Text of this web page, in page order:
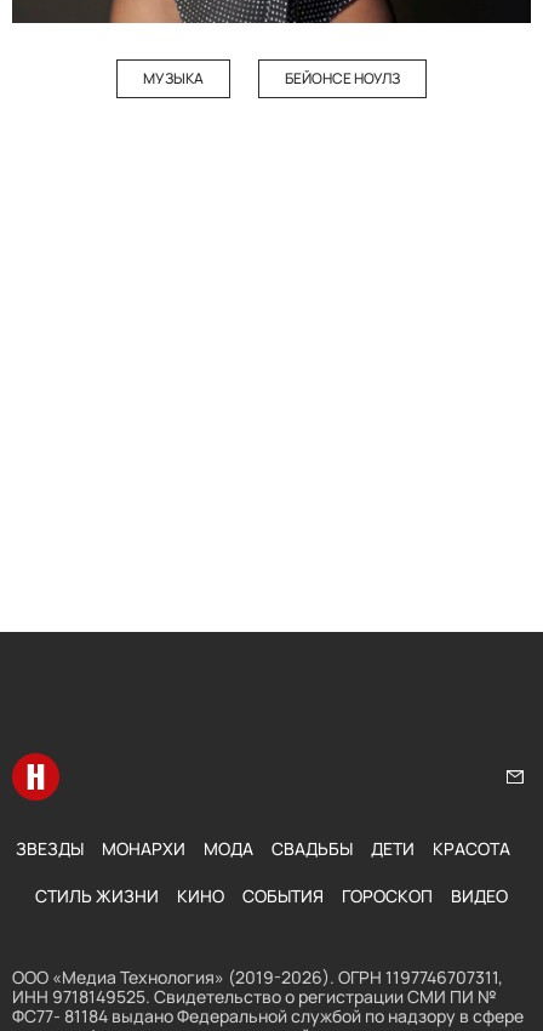
МУЗЫКА БЕЙОНСЕ НОУЛЗ
Перейти на главную
ЗВЕЗДЫ МОНАРХИ МОДА СВАДЬБЫ ДЕТИ КРАСОТА
СТИЛЬ ЖИЗНИ КИНО СОБЫТИЯ ГОРОСКОП ВИДЕО
ООО «Медиа Технология» (2019-2026). ОГРН 1197746707311,
ИНН 9718149525. Свидетельство о регистрации СМИ ПИ №
ФС77- 81184 выдано Федеральной службой по надзору в сфере